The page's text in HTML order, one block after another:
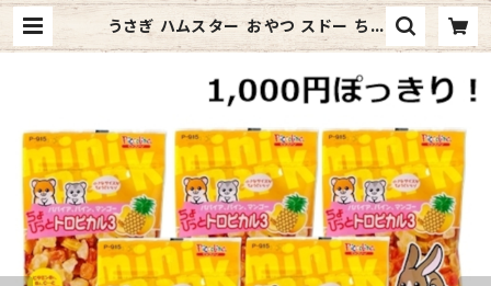
うさぎ ハムスター おやつ スドー ちょ
びっと ベジタブルミックス 13ｇ 5袋